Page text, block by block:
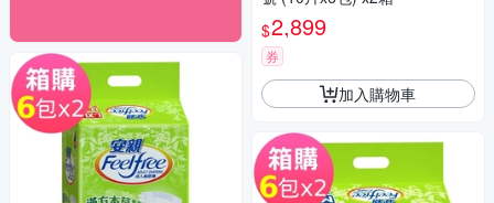
$2,899
券
加入購物車